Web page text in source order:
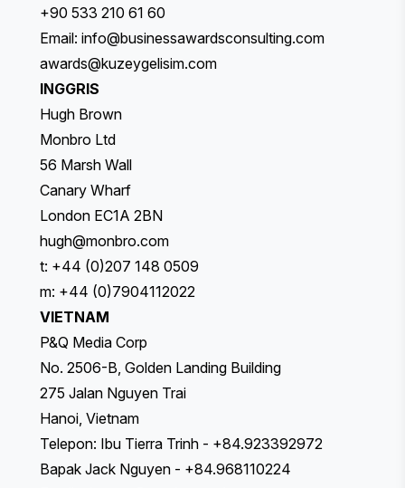
+90 533 210 61 60
Email: info@businessawardsconsulting.com
awards@kuzeygelisim.com
INGGRIS
Hugh Brown
Monbro Ltd
56 Marsh Wall
Canary Wharf
London EC1A 2BN
hugh@monbro.com
t: +44 (0)207 148 0509
m: +44 (0)7904112022
VIETNAM
P&Q Media Corp
No. 2506-B, Golden Landing Building
275 Jalan Nguyen Trai
Hanoi, Vietnam
Telepon: Ibu Tierra Trinh - +84.923392972
Bapak Jack Nguyen - +84.968110224